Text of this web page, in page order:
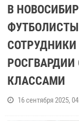
В
КЛАССАМИ
16 сентября 2025,